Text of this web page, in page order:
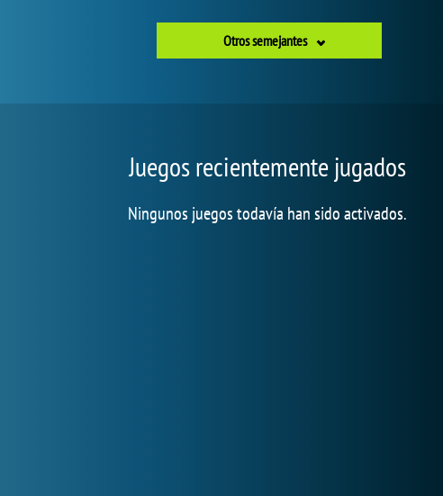
Otros semejantes
Juegos recientemente jugados
Ningunos juegos todavía han sido activados.